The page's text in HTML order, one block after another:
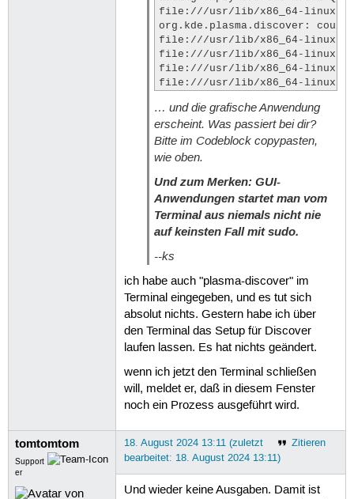
file:///usr/lib/x86_64-linux-
org.kde.plasma.discover:
file:///usr/lib/x86_64-linux-
file:///usr/lib/x86_64-linux-
file:///usr/lib/x86_64-linux-
file:///usr/lib/x86_64-linux-
… und die grafische Anwendung
erscheint. Was passiert bei dir?
Bitte im Codeblock copypasten,
wie oben.
Und zum Merken: GUI-
Anwendungen startet man vom
Terminal aus niemals nicht nie
auf keinsten Fall mit sudo.
--ks
ich habe auch "plasma-discover" im
Terminal eingegeben, und es tut sich
absolut nichts. Gestern habe ich über
den Terminal das Setup für Discover
laufen lassen. Es hat nichts geändert.
wenn ich jetzt den Terminal schließen
will, meldet er, daß in diesem Fenster
noch ein Prozess ausgeführt wird.
tomtomtom
Support
er
Zitieren
18. August 2024 13:11 (zuletzt
bearbeitet: 18. August 2024 13:11)
Und wieder keine Ausgaben. Damit ist